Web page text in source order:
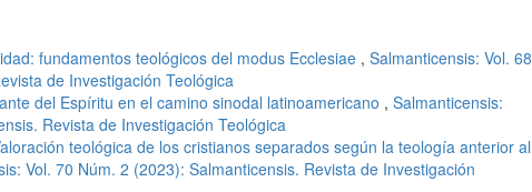
fundamentos teológicos del modus Ecclesiae , Salmanticensis: Vol. 68
de Investigación Teológica
del Espíritu en el camino sinodal latinoamericano , Salmanticensis:
Revista de Investigación Teológica
teológica de los cristianos separados según la teología anterior al
Vol. 70 Núm. 2 (2023): Salmanticensis. Revista de Investigación